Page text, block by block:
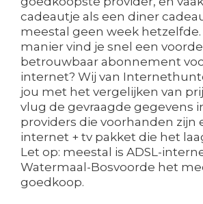
cadeautje als een diner
meestal geen week hetzelfde.
manier vind je snel een
betrouwbaar abonnement
internet? Wij van
jou met het vergelijken van
vlug de gevraagde gegevens
providers die voorhanden zijn
internet + tv pakket die het
Let op: meestal is ADSL-
Watermaal-Bosvoorde het
goedkoop.